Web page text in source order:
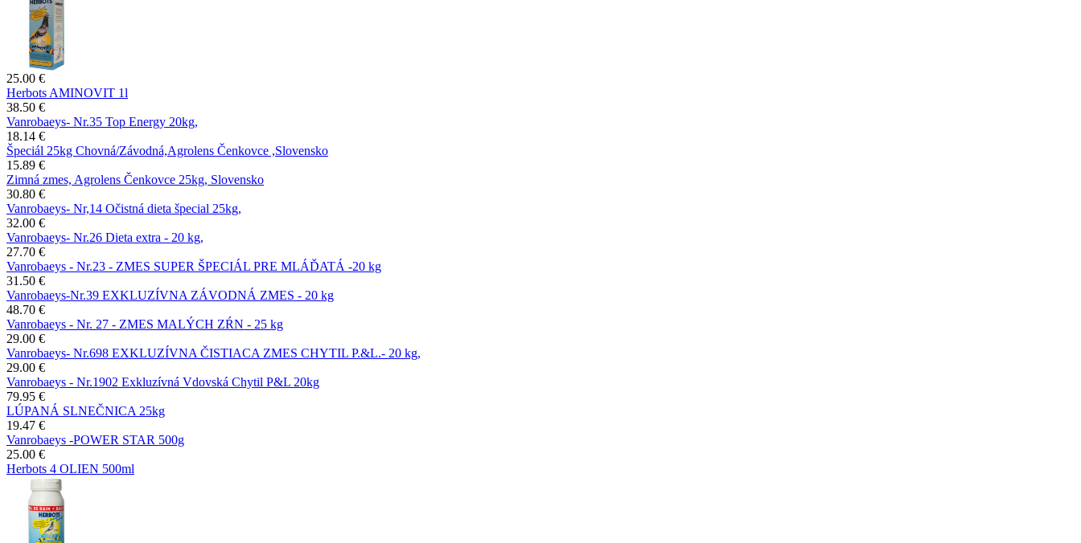
25.00 €
Herbots AMINOVIT 1l
38.50 €
Vanrobaeys- Nr.35 Top Energy 20kg,
18.14 €
Špeciál 25kg Chovná/Závodná,Agrolens Čenkovce ,Slovensko
15.89 €
Zimná zmes, Agrolens Čenkovce 25kg, Slovensko
30.80 €
Vanrobaeys- Nr,14 Očistná dieta špecial 25kg,
32.00 €
Vanrobaeys- Nr.26 Dieta extra - 20 kg,
27.70 €
Vanrobaeys - Nr.23 - ZMES SUPER ŠPECIÁL PRE MLÁĎATÁ -20 kg
31.50 €
Vanrobaeys-Nr.39 EXKLUZÍVNA ZÁVODNÁ ZMES - 20 kg
48.70 €
Vanrobaeys - Nr. 27 - ZMES MALÝCH ZŔN - 25 kg
29.00 €
Vanrobaeys- Nr.698 EXKLUZÍVNA ČISTIACA ZMES CHYTIL P.&L.- 20 kg,
29.00 €
Vanrobaeys - Nr.1902 Exkluzívná Vdovská Chytil P&L 20kg
79.95 €
LÚPANÁ SLNEČNICA 25kg
19.47 €
Vanrobaeys -POWER STAR 500g
25.00 €
Herbots 4 OLIEN 500ml